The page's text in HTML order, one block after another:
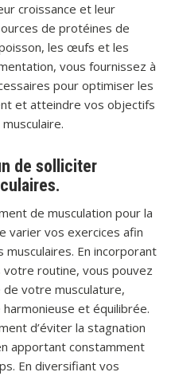
croissance et leur
de protéines de
les œufs et les
vous fournissez à
pour optimiser les
et atteindre vos objectifs
de solliciter
de musculation pour la
varier vos exercices afin
En incorporant
votre routine, vous pouvez
de votre musculature,
et équilibrée.
d’éviter la stagnation
apportant constamment
En diversifiant vos